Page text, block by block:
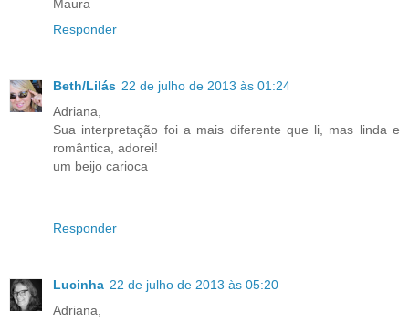
Maura
Responder
Beth/Lilás 22 de julho de 2013 às 01:24
Adriana,
Sua interpretação foi a mais diferente que li, mas linda e
romântica, adorei!
um beijo carioca
Responder
Lucinha 22 de julho de 2013 às 05:20
Adriana,